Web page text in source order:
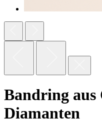
Bandring
Diamanten